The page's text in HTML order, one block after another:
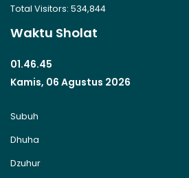
Total Visitors: 534,844
Waktu Sholat
01.46.45
Kamis, 06 Agustus 2026
Subuh
Dhuha
Dzuhur